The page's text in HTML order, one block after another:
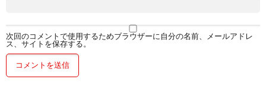
次回のコメントで使用するためブラウザーに自分の名前、メールアドレ
ス、サイトを保存する。